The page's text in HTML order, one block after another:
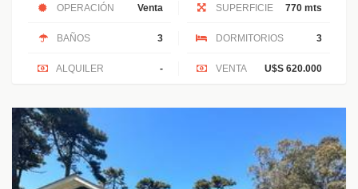
OPERACIÓN Venta SUPERFICIE 770 mts
BAÑOS 3 DORMITORIOS 3
ALQUILER - VENTA U$S 620.000